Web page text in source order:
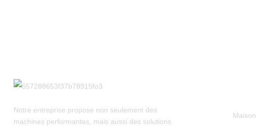
Notre entreprise propose non seulement des
machines performantes, mais aussi des solutions
Maison